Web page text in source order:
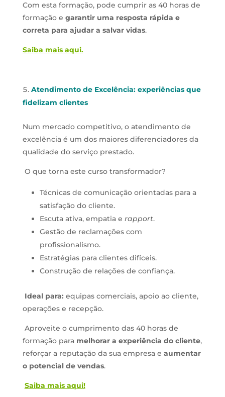
Com esta formação, pode cumprir as 40 horas de
formação e garantir uma resposta rápida e
correta para ajudar a salvar vidas.
Saiba mais aqui.
Atendimento de Excelência: experiências que
fidelizam clientes
Num mercado competitivo, o atendimento de
excelência é um dos maiores diferenciadores da
qualidade do serviço prestado.
O que torna este curso transformador?
Técnicas de comunicação orientadas para a
satisfação do cliente.
Escuta ativa, empatia e rapport.
Gestão de reclamações com
profissionalismo.
Estratégias para clientes difíceis.
Construção de relações de confiança.
Ideal para: equipas comerciais, apoio ao cliente,
operações e recepção.
Aproveite o cumprimento das 40 horas de
formação para melhorar a experiência do cliente,
reforçar a reputação da sua empresa e aumentar
o potencial de vendas.
Saiba mais aqui!